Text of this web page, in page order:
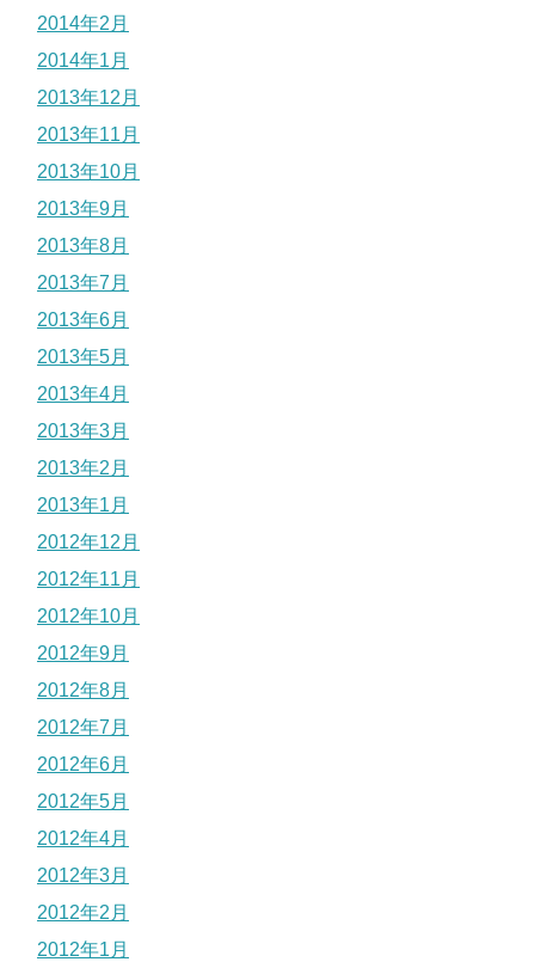
2014年2月
2014年1月
2013年12月
2013年11月
2013年10月
2013年9月
2013年8月
2013年7月
2013年6月
2013年5月
2013年4月
2013年3月
2013年2月
2013年1月
2012年12月
2012年11月
2012年10月
2012年9月
2012年8月
2012年7月
2012年6月
2012年5月
2012年4月
2012年3月
2012年2月
2012年1月